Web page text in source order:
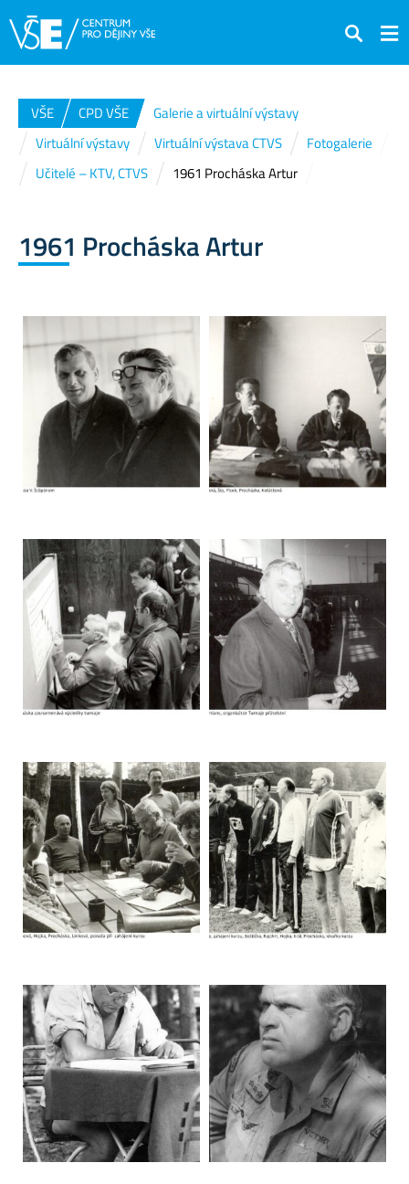
Hledat
VŠE CPD VŠE
Galerie a virtuální výstavy
Virtuální výstavy
Virtuální výstava CTVS
Fotogalerie
Učitelé – KTV, CTVS
1961 Procháska Artur
1961 Procháska Artur